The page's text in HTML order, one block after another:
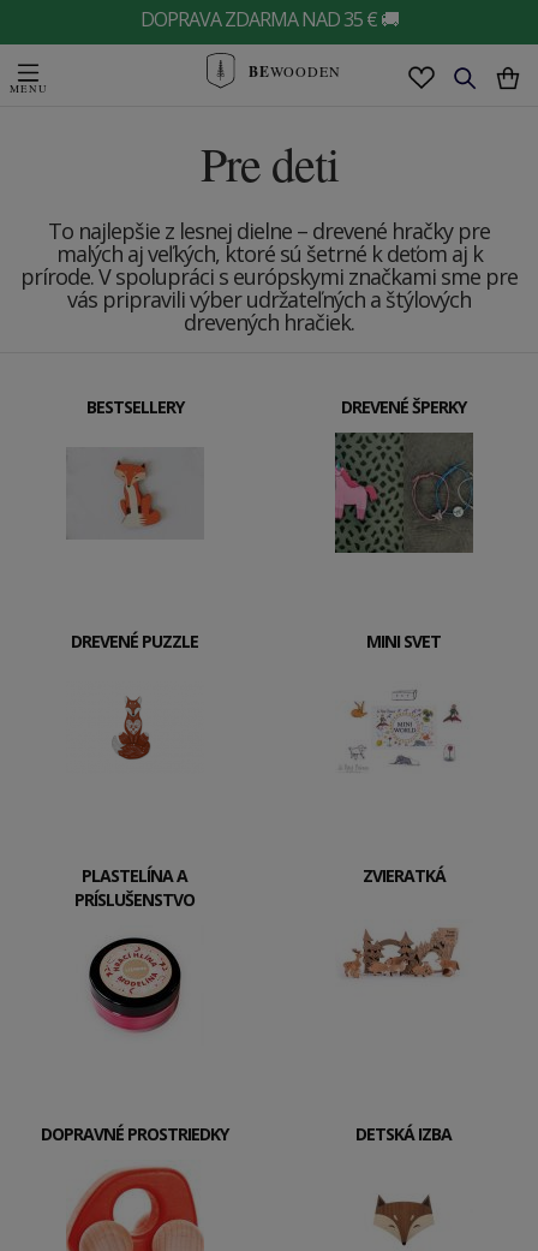
DOPRAVA ZDARMA NAD 35 € 🚚
BEWOODEN
Pre deti
To najlepšie z lesnej dielne – drevené hračky pre
malých aj veľkých, ktoré sú šetrné k deťom aj k
prírode. V spolupráci s európskymi značkami sme pre
vás pripravili výber udržateľných a štýlových
drevených hračiek.
BESTSELLERY DREVENÉ ŠPERKY
DREVENÉ PUZZLE MINI SVET
PLASTELÍNA A
PRÍSLUŠENSTVO
ZVIERATKÁ
DOPRAVNÉ PROSTRIEDKY DETSKÁ IZBA